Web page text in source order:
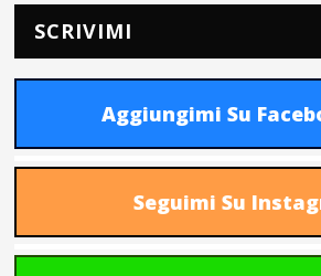
SCRIVIMI
Aggiungimi Su
Seguimi Su